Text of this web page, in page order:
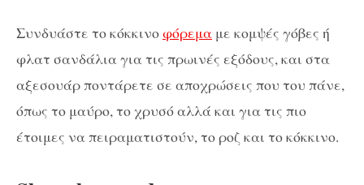
Συνδυάστε το κόκκινοφόρεμα με κομψές γόβες ή
φλατ σανδάλια για τις πρωινές εξόδους, και στα
αξεσουάρ ποντάρετε σε αποχρώσεις που του πάνε,
όπως το μαύρο, το χρυσό αλλά και για τις πιο
έτοιμες να πειραματιστούν, το ροζ και το κόκκινο.